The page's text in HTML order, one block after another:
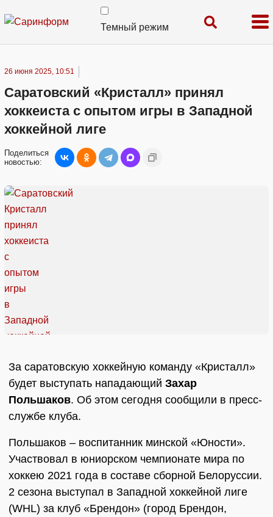
Темный режим
26 июня 2025, 10:51
Саратовский «Кристалл» принял
хоккеиста с опытом игры в Западной
хоккейной лиге
Поделиться
новостью:
За саратовскую хоккейную команду «Кристалл»
будет выступать нападающий Захар
Польшаков. Об этом сегодня сообщили в пресс-
службе клуба.
Польшаков – воспитанник минской «Юности».
Участвовал в юниорском чемпионате мира по
хоккею 2021 года в составе сборной Белоруссии.
2 сезона выступал в Западной хоккейной лиге
(WHL) за клуб «Брендон» (город Брендон,